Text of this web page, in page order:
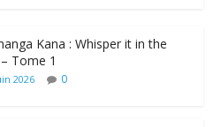
Kana : Whisper it in the
Tome 1
2026 0